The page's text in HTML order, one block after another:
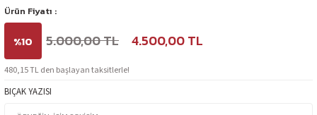
Ürün Fiyatı :
%10 5.000,00 TL 4.500,00 TL
480,15 TL den başlayan taksitlerle!
BIÇAK YAZISI